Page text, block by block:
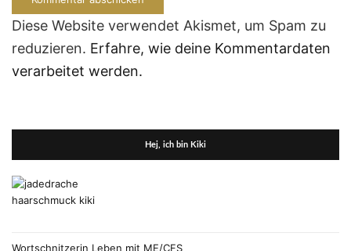
Diese Website verwendet Akismet, um Spam zu
reduzieren. Erfahre, wie deine Kommentardaten
verarbeitet werden.
Hej, ich bin Kiki
Wortschnitzerin Leben mit ME/CFS